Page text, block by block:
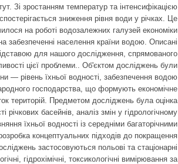
Зі зростанням температур та інтенсифікацією
зниження рівня води у річках. Це
на роботі водозалежних галузей економіки
на забезпеченні населення країни водою. Описані
для нашого дослідження, спрямованого
цієї проблеми.. Об'єктом досліджень були
— рівень їхньої водності, забезпечення водою
господарства, що формують економічне
територій. Предметом досліджень була оцінка
річкових басейнів, аналіз змін у гідрологічному
їхньої водності із середніми багаторічними
концептуальних підходів до покращення
застосовуються польові та стаціонарні
гідрохімічні, токсикологічні вимірювання за